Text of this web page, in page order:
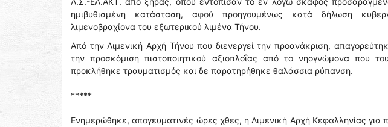
ημιβυθισμένη κατάσταση, αφού προηγουμένως κατά δήλωση
λιμενοβραχίονα του εξωτερικού λιμένα Τήνου.
Από την Λιμενική Αρχή Τήνου που διενεργεί την προανάκριση,
την προσκόμιση πιστοποιητικού αξιοπλοΐας από το νηογνώμονα που
προκλήθηκε τραυματισμός και δε παρατηρήθηκε θαλάσσια ρύπανση.
*****
Ενημερώθηκε, απογευματινές ώρες χθες, η Λιμενική Αρχή Κεφαλληνίας